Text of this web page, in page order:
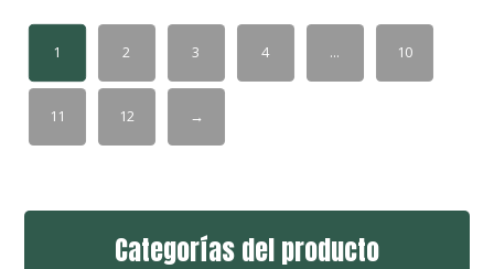
1 2 3 4 … 10
11 12 →
Categorías del producto